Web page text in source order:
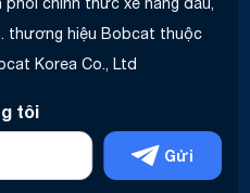
thương hiệu Bobcat thuộc
Korea Co., Ltd
tôi
Gửi